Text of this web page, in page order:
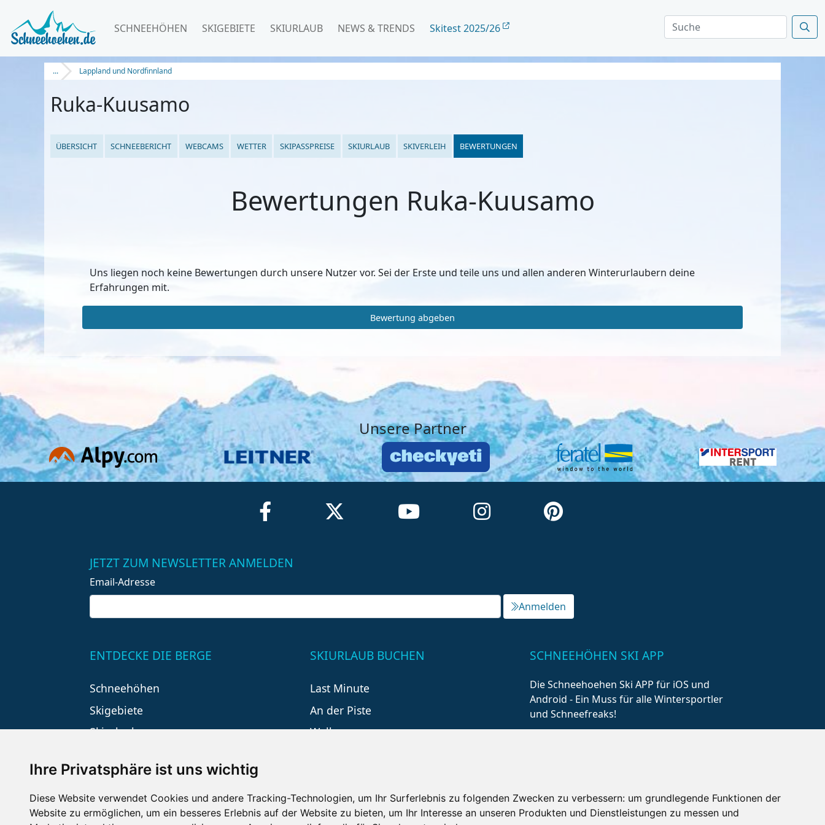
Ihre Privatsphäre ist uns wichtig
Diese Website verwendet Cookies und andere Tracking-Technologien, um Ihr Surferlebnis zu folgenden Zwecken zu verbessern: um grundlegende Funktionen der
Website zu ermöglichen, um ein besseres Erlebnis auf der Website zu bieten, um Ihr Interesse an unseren Produkten und Dienstleistungen zu messen und
SCHNEEHÖHEN SKIGEBIETE SKIURLAUB NEWS & TRENDS Skitest 2025/26
... Lappland und Nordfinnland
Ruka-Kuusamo
ÜBERSICHT SCHNEEBERICHT WEBCAMS WETTER SKIPASSPREISE SKIURLAUB SKIVERLEIH BEWERTUNGEN
Bewertungen Ruka-Kuusamo
Uns liegen noch keine Bewertungen durch unsere Nutzer vor. Sei der Erste und teile uns und allen anderen Winterurlaubern deine
Erfahrungen mit.
Bewertung abgeben
Unsere Partner
JETZT ZUM NEWSLETTER ANMELDEN
Email-Adresse
Anmelden
ENTDECKE DIE BERGE
Schneehöhen
Skigebiete
Skiurlaub
SKIURLAUB BUCHEN
Last Minute
An der Piste
Wellness
SCHNEEHÖHEN SKI APP
Die Schneehoehen Ski APP für iOS und
Android - Ein Muss für alle Wintersportler
und Schneefreaks!